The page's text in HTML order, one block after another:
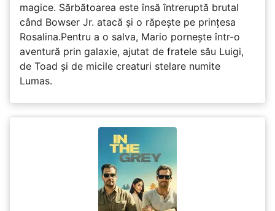
magice. Sărbătoarea este însă întreruptă brutal
când Bowser Jr. atacă și o răpește pe prinţesa
Rosalina.Pentru a o salva, Mario pornește într-o
aventură prin galaxie, ajutat de fratele său Luigi,
de Toad și de micile creaturi stelare numite
Lumas.